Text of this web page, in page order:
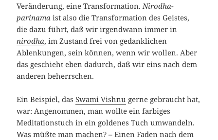
Veränderung, eine Transformation.Nirodha-
parinama ist also die Transformation des Geistes,
die dazu führt, daß wir irgendwann immer in
nirodha, im Zustand frei von gedanklichen
Ablenkungen, sein können, wenn wir wollen. Aber
das geschieht eben dadurch, daß wir eins nach dem
anderen beherrschen.
Ein Beispiel, dasSwami Vishnu gerne gebraucht hat,
war: Angenommen, man wollte ein farbiges
Meditationstuch in ein goldenes Tuch umwandeln.
Was müßte man machen? – Einen Faden nach dem